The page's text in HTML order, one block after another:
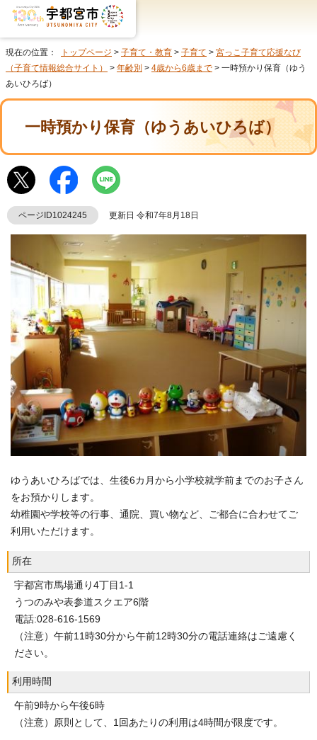
現在の位置： トップページ > 子育て・教育 > 子育て > 宮っこ子育て応援なび
（子育て情報総合サイト）
> 年齢別 > 4歳から6歳まで > 一時預かり保育（ゆう
あいひろば）
一時預かり保育（ゆうあいひろば）
ページID1024245 更新日 令和7年8月18日
ゆうあいひろばでは、生後6カ月から小学校就学前までのお子さん
をお預かりします。
幼稚園や学校等の行事、通院、買い物など、ご都合に合わせてご
利用いただけます。
所在
宇都宮市馬場通り4丁目1-1
うつのみや表参道スクエア6階
電話:028-616-1569
（注意）午前11時30分から午前12時30分の電話連絡はご遠慮く
ださい。
利用時間
午前9時から午後6時
（注意）原則として、1回あたりの利用は4時間が限度です。